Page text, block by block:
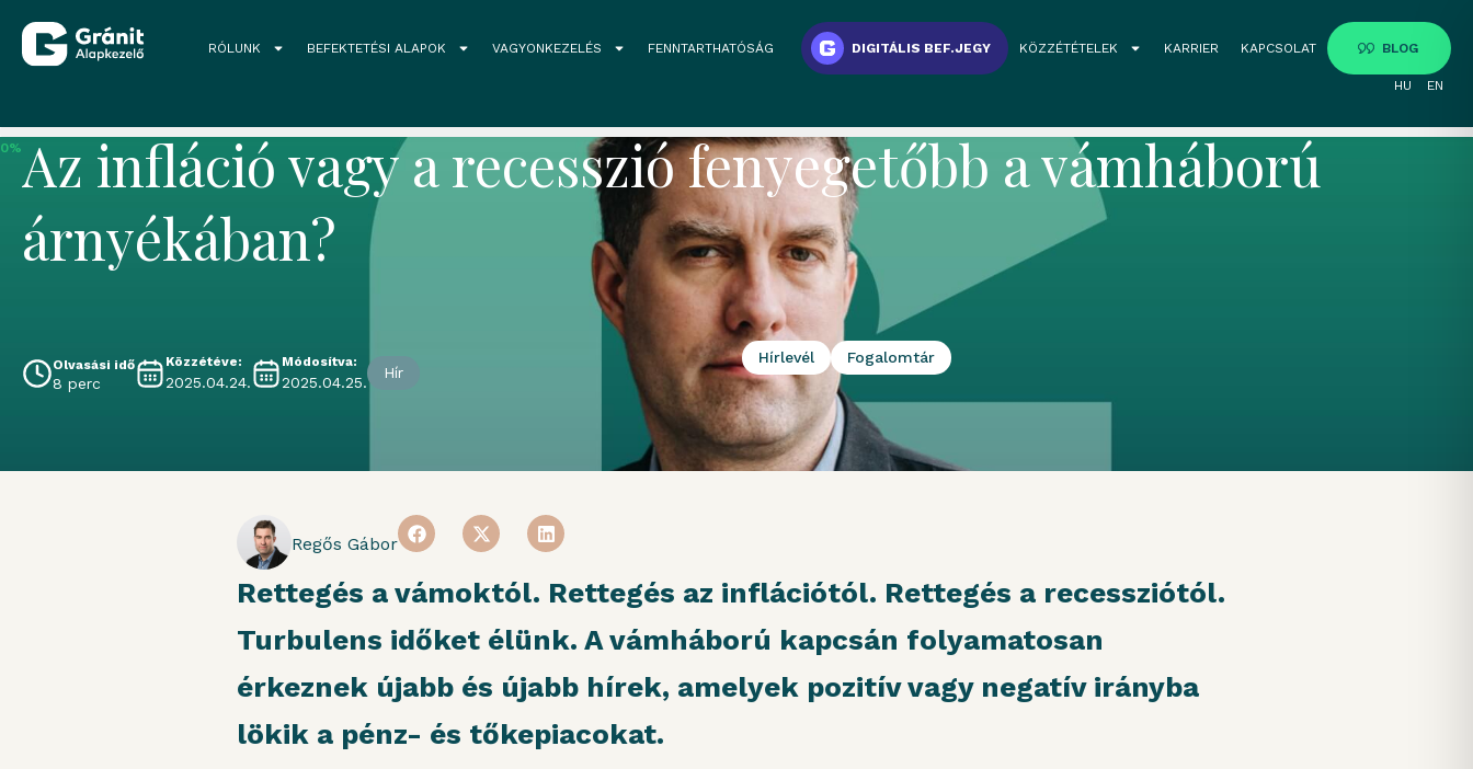
RÓLUNK BEFEKTETÉSI ALAPOK VAGYONKEZELÉS FENNTARTHATÓSÁG DIGITÁLIS BEF.JEGY KÖZZÉTÉTELEK KARRIER KAPCSOLAT BLOG
HU EN
Az infláció vagy a recesszió fenyegetőbb a vámháború
árnyékában?
Olvasási idő
8 perc
Közzétéve:
2025.04.24.
Módosítva:
2025.04.25.
Hír
Hírlevél Fogalomtár
Regős Gábor
Rettegés a vámoktól. Rettegés az inflációtól. Rettegés a recessziótól.
Turbulens időket élünk. A vámháború kapcsán folyamatosan
érkeznek újabb és újabb hírek, amelyek pozitív vagy negatív irányba
lökik a pénz- és tőkepiacokat.
0%